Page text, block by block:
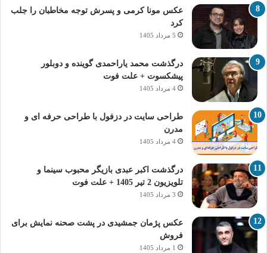
عکس مونا کرمی و پسرش توجه مخاطبان را جلب
کرد
5 مرداد 1405
درگذشت محمد یاراحمدی گوینده و دوبلور
پیشکسوت + علت فوت
4 مرداد 1405
طراحی سایت در دزفول با طراحی حرفه‌ ای و
مدرن
4 مرداد 1405
درگذشت اکبر عبدی بازیگر محبوب سینما و
تلویزیون 2 تیر 1405 + علت فوت
3 مرداد 1405
عکس پژمان جمشیدی در پشت صحنه نمایش برای
فروش
1 مرداد 1405